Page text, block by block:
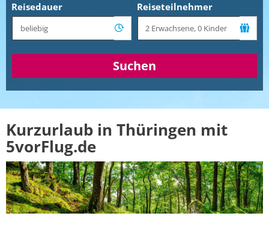
Reisedauer Reiseteilnehmer
Suchen
Kurzurlaub in Thüringen mit
5vorFlug.de